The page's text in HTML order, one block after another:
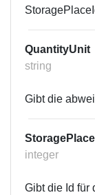
QuantityUnit
string
Gibt die
integer
Gibt die Id für